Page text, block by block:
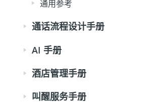
通用参考
通话流程设计手册
AI 手册
酒店管理手册
叫醒服务手册